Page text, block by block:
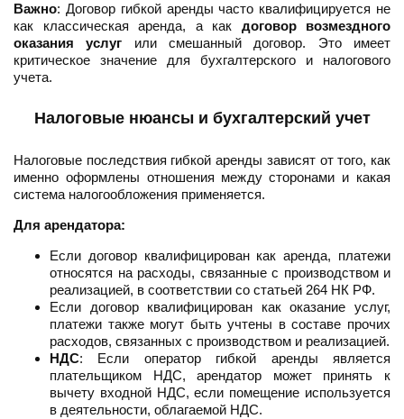
Важно: Договор гибкой аренды часто квалифицируется не
как классическая аренда, а как договор возмездного
оказания услуг или смешанный договор. Это имеет
критическое значение для бухгалтерского и налогового
учета.
Налоговые нюансы и бухгалтерский учет
Налоговые последствия гибкой аренды зависят от того, как
именно оформлены отношения между сторонами и какая
система налогообложения применяется.
Для арендатора:
Если договор квалифицирован как аренда, платежи
относятся на расходы, связанные с производством и
реализацией, в соответствии со статьей 264 НК РФ.
Если договор квалифицирован как оказание услуг,
платежи также могут быть учтены в составе прочих
расходов, связанных с производством и реализацией.
НДС: Если оператор гибкой аренды является
плательщиком НДС, арендатор может принять к
вычету входной НДС, если помещение используется
в деятельности, облагаемой НДС.